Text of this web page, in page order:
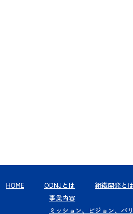
HOME
ODNJとは
事業内容
ミッション、ビジョン、バ
組織開発とは